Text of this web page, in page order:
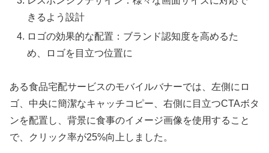
きるよう設計
ロゴの効果的な配置：ブランド認知度を高めるた
め、ロゴを目立つ位置に
ある食品宅配サービスのモバイルバナーでは、左側にロ
ゴ、中央に簡潔なキャッチコピー、右側に目立つCTAボタ
ンを配置し、背景に食事のイメージ画像を使用すること
で、クリック率が25%向上しました。